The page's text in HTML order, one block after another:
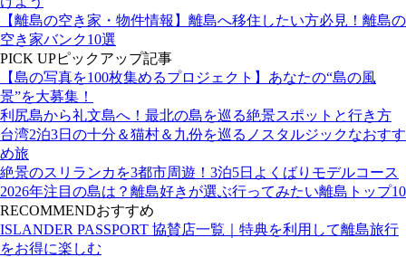
【離島の空き家・物件情報】離島へ移住したい方必見！離島の
空き家バンク10選
PICK UPピックアップ記事
【島の写真を100枚集めるプロジェクト】あなたの“島の風
景”を大募集！
利尻島から礼文島へ！最北の島を巡る絶景スポットと行き方
台湾2泊3日の十分＆猫村＆九份を巡るノスタルジックなおすす
め旅
絶景のスリランカを3都市周遊！3泊5日よくばりモデルコース
2026年注目の島は？離島好きが選ぶ行ってみたい離島トップ10
RECOMMENDおすすめ
ISLANDER PASSPORT 協賛店一覧｜特典を利用して離島旅行
をお得に楽しむ